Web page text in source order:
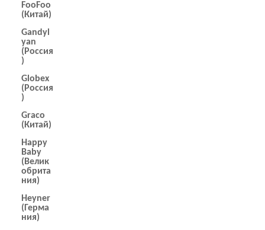
FooFoo
(Китай)
Gandyl
yan
(Россия
)
Globex
(Россия
)
Graco
(Китай)
Happy
Baby
(Велик
обрита
ния)
Heyner
(Герма
ния)